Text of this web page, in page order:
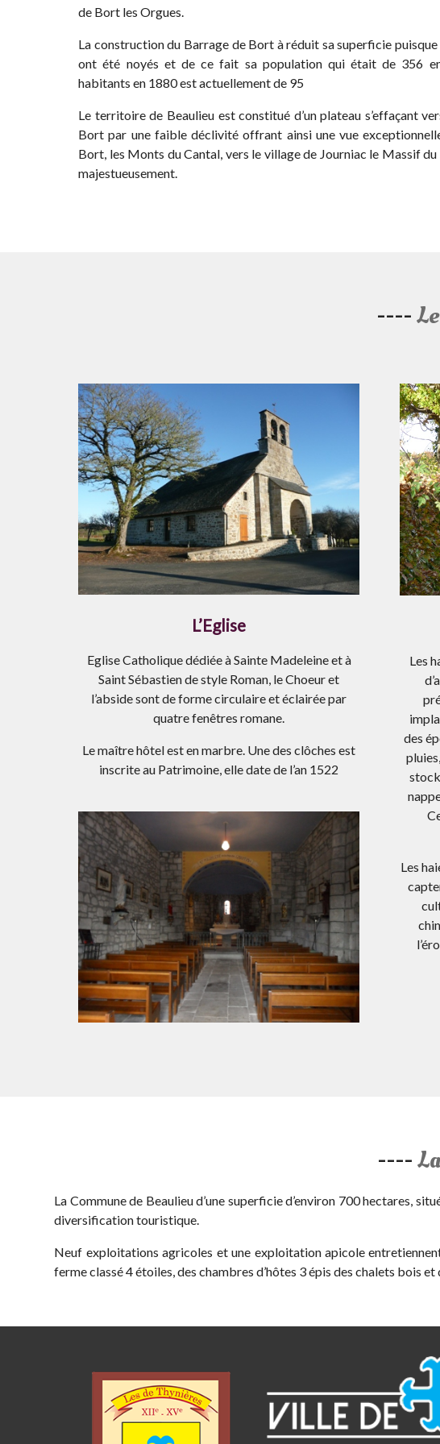
de Bort les Orgues.
La construction du Barrage de Bort à réduit sa superficie
ont été noyés et de ce fait sa population qui était de 356
habitants en 1880 est actuellement de 95
Le territoire de Beaulieu est constitué d’un plateau s’effaçant
Bort par une faible déclivité offrant ainsi une vue
Bort, les Monts du Cantal, vers le village de Journiac le Massif
majestueusement.
----
L’Eglise
Eglise Catholique dédiée à Sainte Madeleine et à
Saint Sébastien de style Roman, le Choeur et
l’abside sont de forme circulaire et éclairée par
quatre fenêtres romane.
Le maître hôtel est en marbre. Une des clôches est
inscrite au Patrimoine, elle date de l’an 1522
Les
des
Les
----
La Commune de Beaulieu d’une superficie d’environ 700 hectares,
diversification touristique.
Neuf exploitations agricoles et une exploitation apicole
ferme classé 4 étoiles, des chambres d’hôtes 3 épis des chalets bois